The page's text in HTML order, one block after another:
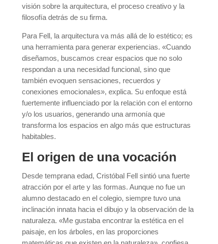
visión sobre la arquitectura, el proceso creativo y la
filosofía detrás de su firma.
Para Fell, la arquitectura va más allá de lo estético; es
una herramienta para generar experiencias. «Cuando
diseñamos, buscamos crear espacios que no solo
respondan a una necesidad funcional, sino que
también evoquen sensaciones, recuerdos y
conexiones emocionales», explica. Su enfoque está
fuertemente influenciado por la relación con el entorno
y/o los usuarios, generando una armonía que
transforma los espacios en algo más que estructuras
habitables.
El origen de una vocación
Desde temprana edad, Cristóbal Fell sintió una fuerte
atracción por el arte y las formas. Aunque no fue un
alumno destacado en el colegio, siempre tuvo una
inclinación innata hacia el dibujo y la observación de la
naturaleza. «Me gustaba encontrar la estética en el
paisaje, en los árboles, en las proporciones